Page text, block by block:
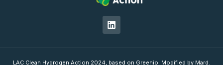
LAC Clean Hydrogen Action 2024, based on Greenio. Modified by Mard.